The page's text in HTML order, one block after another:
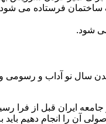
ساختمان فرستاده می
شود.
سال نو آداب و رسومی
ایران قبل از فرا
آن را انجام دهیم باید